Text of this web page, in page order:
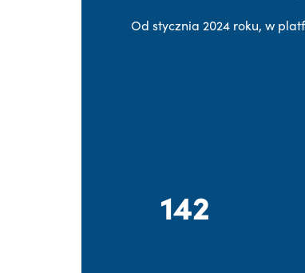
Od stycznia 2024 roku, w
142